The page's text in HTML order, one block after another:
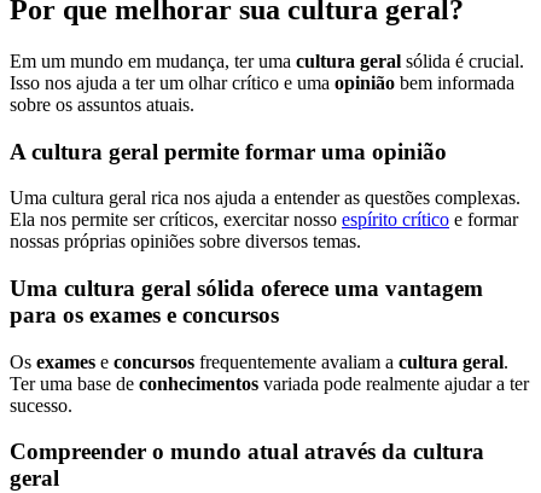
Por que melhorar sua cultura geral?
Em um mundo em mudança, ter uma cultura geral sólida é crucial.
Isso nos ajuda a ter um olhar crítico e uma opinião bem informada
sobre os assuntos atuais.
A cultura geral permite formar uma opinião
Uma cultura geral rica nos ajuda a entender as questões complexas.
Ela nos permite ser críticos, exercitar nosso espírito crítico e formar
nossas próprias opiniões sobre diversos temas.
Uma cultura geral sólida oferece uma vantagem
para os exames e concursos
Os exames e concursos frequentemente avaliam a cultura geral.
Ter uma base de conhecimentos variada pode realmente ajudar a ter
sucesso.
Compreender o mundo atual através da cultura
geral